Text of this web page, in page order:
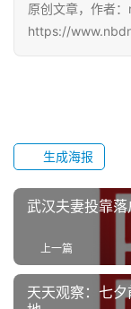
原创文章，作者
https://
生成海报
武汉夫妻投靠落
上一篇
天天观察：七